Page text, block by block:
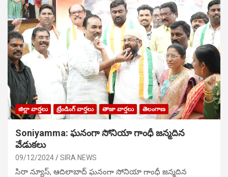
జిల్లా వార్తలు ట్రేండింగ్ వార్తలు తాజా వార్తలు తెలంగాణ
Soniyamma: ఘ‌నంగా సోనియా గాంధీ జ‌న్మ‌దిన
వేడుక‌లు
09/12/2024 SIRA NEWS
సిరా న్యూస్, ఆదిలాబాద్ ఘ‌నంగా సోనియా గాంధీ జ‌న్మ‌దిన